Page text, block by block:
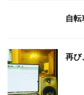
自
再び